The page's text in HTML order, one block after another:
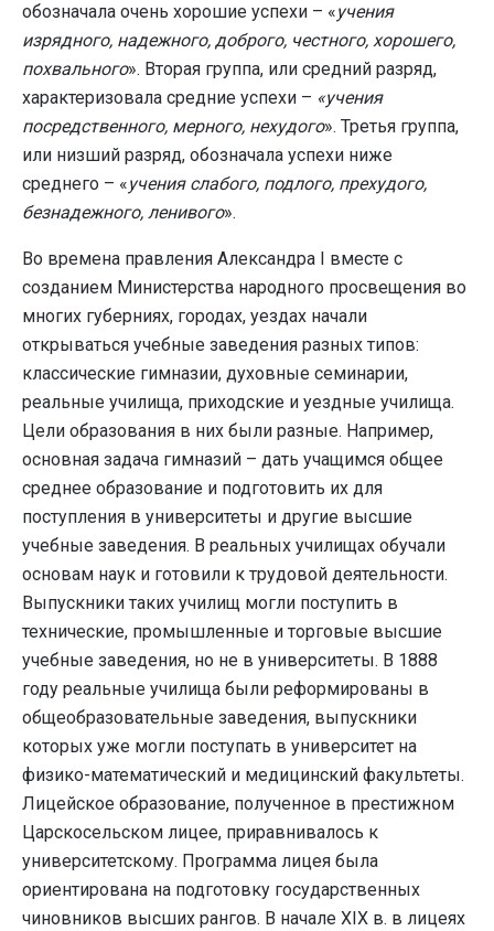
обозначала очень хорошие успехи – «учения
изрядного, надежного, доброго, честного, хорошего,
похвального». Вторая группа, или средний разряд,
характеризовала средние успехи – «учения
посредственного, мерного, нехудого». Третья группа,
или низший разряд, обозначала успехи ниже
среднего – «учения слабого, подлого, прехудого,
безнадежного, ленивого».
Во времена правления Александра I вместе с
созданием Министерства народного просвещения во
многих губерниях, городах, уездах начали
открываться учебные заведения разных типов:
классические гимназии, духовные семинарии,
реальные училища, приходские и уездные училища.
Цели образования в них были разные. Например,
основная задача гимназий – дать учащимся общее
среднее образование и подготовить их для
поступления в университеты и другие высшие
учебные заведения. В реальных училищах обучали
основам наук и готовили к трудовой деятельности.
Выпускники таких училищ могли поступить в
технические, промышленные и торговые высшие
учебные заведения, но не в университеты. В 1888
году реальные училища были реформированы в
общеобразовательные заведения, выпускники
которых уже могли поступать в университет на
физико-математический и медицинский факультеты.
Лицейское образование, полученное в престижном
Царскосельском лицее, приравнивалось к
университетскому. Программа лицея была
ориентирована на подготовку государственных
чиновников высших рангов. В начале XIX в. в лицеях